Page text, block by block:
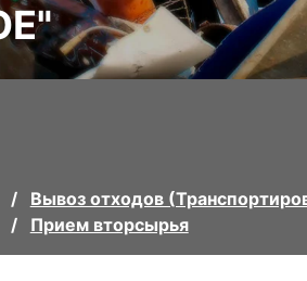
Вывоз отходов
Прием вторсырья